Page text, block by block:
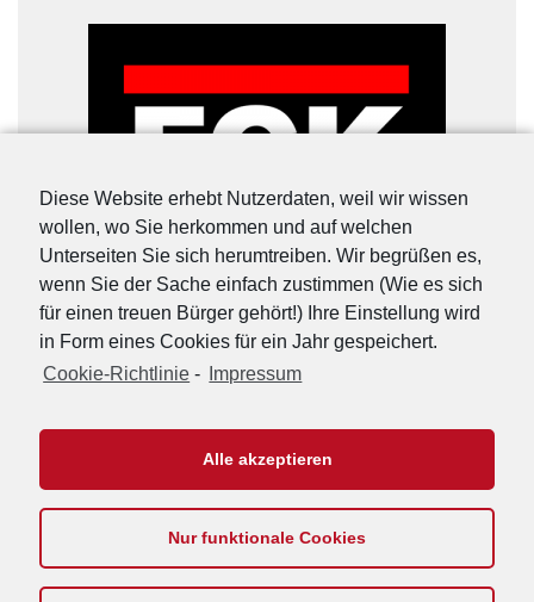
Diese Website erhebt Nutzerdaten, weil wir wissen
wollen, wo Sie herkommen und auf welchen
Unterseiten Sie sich herumtreiben. Wir begrüßen es,
wenn Sie der Sache einfach zustimmen (Wie es sich
für einen treuen Bürger gehört!) Ihre Einstellung wird
in Form eines Cookies für ein Jahr gespeichert.
Cookie-Richtlinie - Impressum
Alle akzeptieren
Nur funktionale Cookies
Footer